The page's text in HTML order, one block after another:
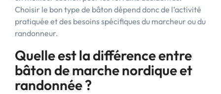
Choisir le bon type de bâton dépend donc de l’activité
pratiquée et des besoins spécifiques du marcheur ou du
randonneur.
Quelle est la différence entre
bâton de marche nordique et
randonnée ?